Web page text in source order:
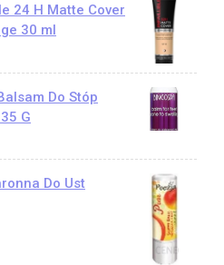
24 H Matte Cover
30 ml
Do Stóp
G
Do Ust